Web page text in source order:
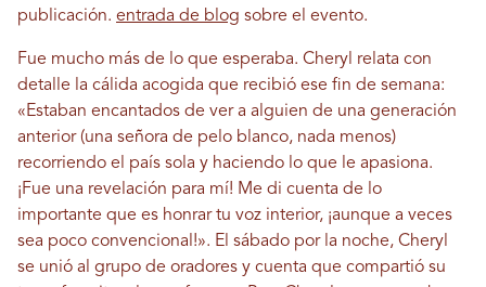
publicación. entrada de blog sobre el evento.
Fue mucho más de lo que esperaba. Cheryl relata con
detalle la cálida acogida que recibió ese fin de semana:
«Estaban encantados de ver a alguien de una generación
anterior (una señora de pelo blanco, nada menos)
recorriendo el país sola y haciendo lo que le apasiona.
¡Fue una revelación para mí! Me di cuenta de lo
importante que es honrar tu voz interior, ¡aunque a veces
sea poco convencional!». El sábado por la noche, Cheryl
se unió al grupo de oradores y cuenta que compartió su